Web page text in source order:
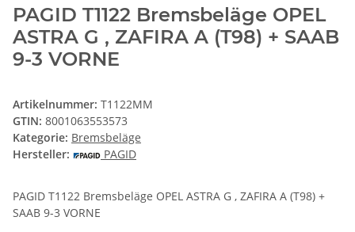
PAGID T1122 Bremsbeläge OPEL
ASTRA G , ZAFIRA A (T98) + SAAB
9-3 VORNE
Artikelnummer: T1122MM
GTIN: 8001063553573
Kategorie: Bremsbeläge
Hersteller:
PAGID
PAGID T1122 Bremsbeläge OPEL ASTRA G , ZAFIRA A (T98) +
SAAB 9-3 VORNE